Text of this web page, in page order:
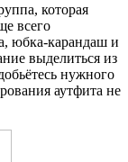
которая
всего
юбка-карандаш и
выделиться из
нужного
аутфита не